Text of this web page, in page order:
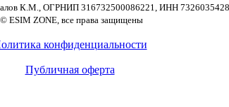
К.М., ОГРНИП 316732500086221, ИНН
© ESIM ZONE, все права защищены
конфиденциальности
Публичная оферта